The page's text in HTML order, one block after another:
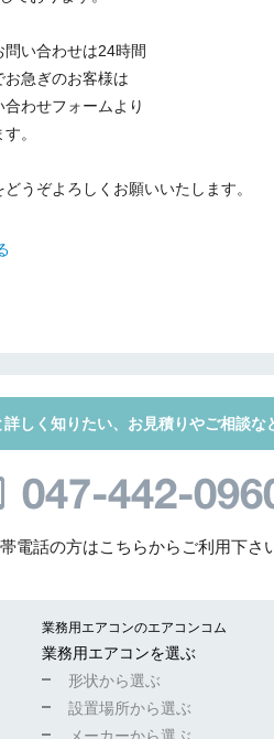
い合わせは24時間
急ぎのお客様は
わせフォームより
。
うぞよろしくお願いいたします。
詳しく知りたい、お見積りやご相談な
電話の方はこちらからご利用下さ
お電話
メール
業務用エアコンのエアコンコム
業務用エアコンを選ぶ
形状から選ぶ
設置場所から選ぶ